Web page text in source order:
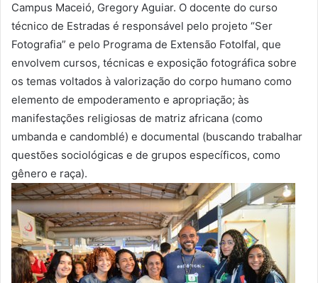
Campus Maceió, Gregory Aguiar. O docente do curso
técnico de Estradas é responsável pelo projeto “Ser
Fotografia” e pelo Programa de Extensão FotoIfal, que
envolvem cursos, técnicas e exposição fotográfica sobre
os temas voltados à valorização do corpo humano como
elemento de empoderamento e apropriação; às
manifestações religiosas de matriz africana (como
umbanda e candomblé) e documental (buscando trabalhar
questões sociológicas e de grupos específicos, como
gênero e raça).